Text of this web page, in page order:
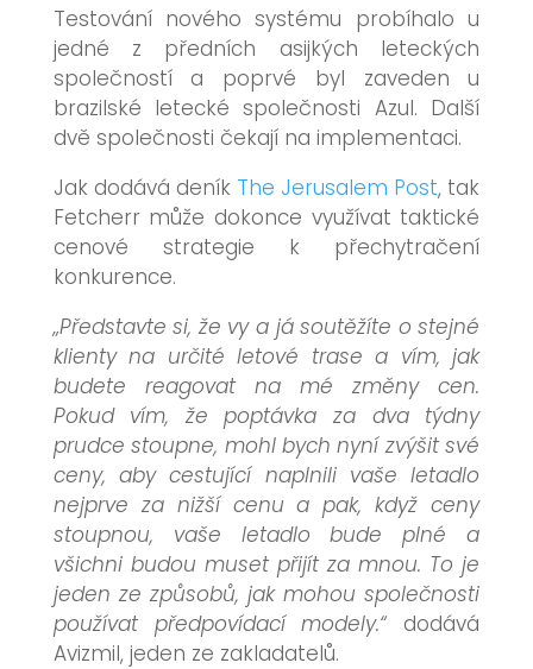
Testování nového systému probíhalo u
jedné z předních asijkých leteckých
společností a poprvé byl zaveden u
brazilské letecké společnosti Azul. Další
dvě společnosti čekají na implementaci.
Jak dodává deník The Jerusalem Post, tak
Fetcherr může dokonce využívat taktické
cenové strategie k přechytračení
konkurence.
„Představte si, že vy a já soutěžíte o stejné
klienty na určité letové trase a vím, jak
budete reagovat na mé změny cen.
Pokud vím, že poptávka za dva týdny
prudce stoupne, mohl bych nyní zvýšit své
ceny, aby cestující naplnili vaše letadlo
nejprve za nižší cenu a pak, když ceny
stoupnou, vaše letadlo bude plné a
všichni budou muset přijít za mnou. To je
jeden ze způsobů, jak mohou společnosti
používat předpovídací modely.“dodává
Avizmil, jeden ze zakladatelů.